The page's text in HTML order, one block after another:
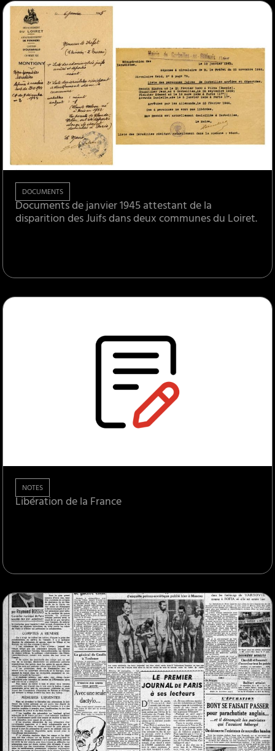
DOCUMENTS
Documents de janvier 1945 attestant de la
disparition des Juifs dans deux communes du Loiret.
NOTES
Libération de la France